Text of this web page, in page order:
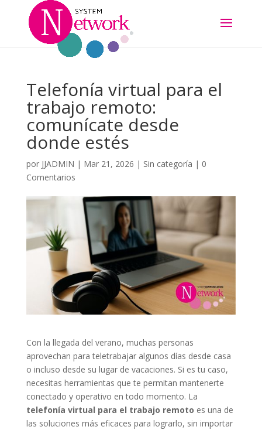
Telefonía virtual para el
trabajo remoto:
comunícate desde
donde estés
por JJADMIN | Mar 21, 2026 | Sin categoría | 0
Comentarios
Con la llegada del verano, muchas personas
aprovechan para teletrabajar algunos días desde casa
o incluso desde su lugar de vacaciones. Si es tu caso,
necesitas herramientas que te permitan mantenerte
conectado y operativo en todo momento. La
telefonía virtual para el trabajo remoto es una de
las soluciones más eficaces para lograrlo, sin importar